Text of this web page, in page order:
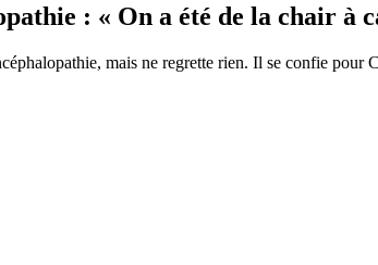
: « On a été de la chair à
mais ne regrette rien. Il se confie pour